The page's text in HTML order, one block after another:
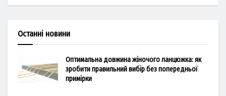
Останні новини
Оптимальна довжина жіночого ланцюжка: як
зробити правильний вибір без попередньої
примірки